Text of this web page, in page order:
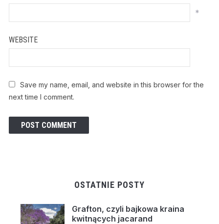
*
WEBSITE
Save my name, email, and website in this browser for the
next time I comment.
OSTATNIE POSTY
Grafton, czyli bajkowa kraina
kwitnących jacarand